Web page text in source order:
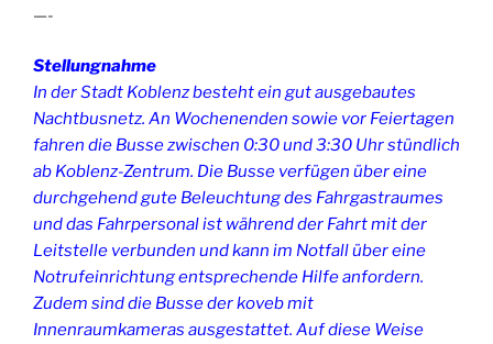
—-
Stellungnahme
In der Stadt Koblenz besteht ein gut ausgebautes
Nachtbusnetz. An Wochenenden sowie vor Feiertagen
fahren die Busse zwischen 0:30 und 3:30 Uhr stündlich
ab Koblenz-Zentrum. Die Busse verfügen über eine
durchgehend gute Beleuchtung des Fahrgastraumes
und das Fahrpersonal ist während der Fahrt mit der
Leitstelle verbunden und kann im Notfall über eine
Notrufeinrichtung entsprechende Hilfe anfordern.
Zudem sind die Busse derkoveb mit
Innenraumkameras ausgestattet. Auf diese Weise